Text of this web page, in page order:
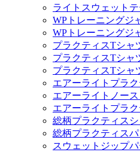
ライトスウェット
WPトレーニングジ
WPトレーニングジ
プラクティスTシャ
プラクティスTシャ
プラクティスTシャ
エアーライトプラ
エアーライトノー
エアーライトプラ
総柄プラクティスシ
総柄プラクティスパ
スウェットジップ